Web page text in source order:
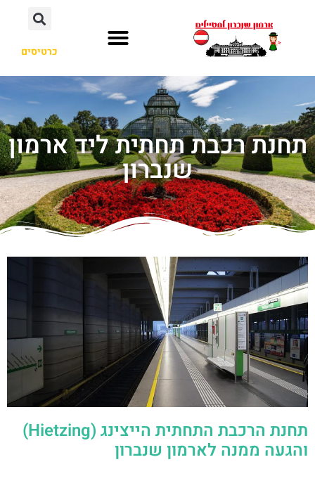
כרטיסים
תחנת רכבת תחתית ליד ארמון
שנברון
תחנת הרכבת התחתית הייצינג (Hietzing)
והגעה ממנה לארמון שנברון